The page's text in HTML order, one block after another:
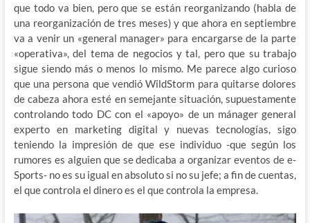
que todo va bien, pero que se están reorganizando (habla de
una reorganización de tres meses) y que ahora en septiembre
va a venir un «general manager» para encargarse de la parte
«operativa», del tema de negocios y tal, pero que su trabajo
sigue siendo más o menos lo mismo. Me parece algo curioso
que una persona que vendió WildStorm para quitarse dolores
de cabeza ahora esté en semejante situación, supuestamente
controlando todo DC con el «apoyo» de un mánager general
experto en marketing digital y nuevas tecnologías, sigo
teniendo la impresión de que ese individuo -que según los
rumores es alguien que se dedicaba a organizar eventos de e-
Sports- no es su igual en absoluto si no su jefe; a fin de cuentas,
el que controla el dinero es el que controla la empresa.